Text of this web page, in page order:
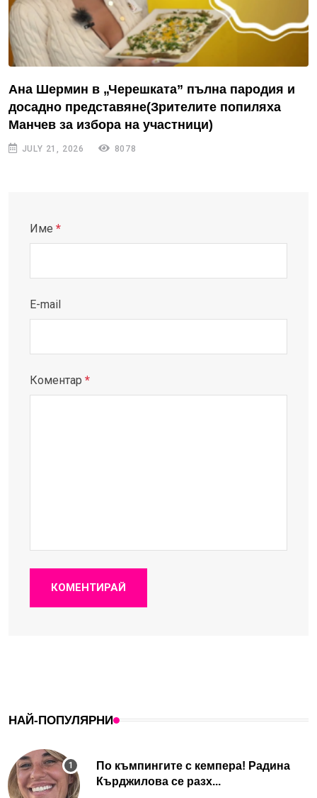
Ана Шермин в „Черешката” пълна пародия и
досадно представяне(Зрителите попиляха
Манчев за избора на участници)
JULY 21, 2026 8078
Име *
E-mail
Коментар *
КОМЕНТИРАЙ
НАЙ-ПОПУЛЯРНИ
По къмпингите с кемпера! Радина
Кърджилова се разх...